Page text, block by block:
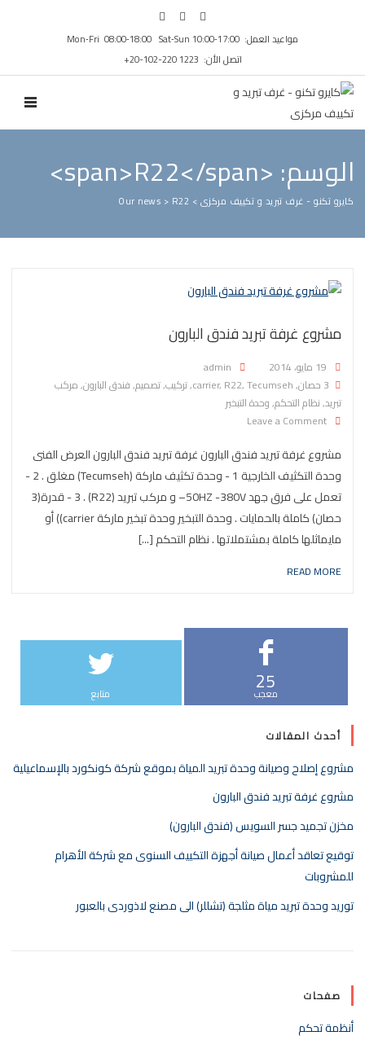
مواعيد العمل: Mon‑Fri 08:00‑18:00 Sat‑Sun 10:00‑17:00
اتصل الأن: ⁦+20-102-220 1223⁩
MENU
الوسم: <span>R22</span>
كايرو تكنو - غرف تبريد و تكييف مركزى>
Our news > R22
مشروع غرفة تبريد فندق البارون
Posted on
19 مايو، 2014
admin
3 حصان
,
carrier, R22,Tecumseh
,تركيب,تصميم,فندق البارون,مركب
تبريد,نظام التحكم,وحدة التبخير
Leave a Comment
مشروع غرفة تبريد فندق البارون غرفة تبريد فندق البارون العرض الفنى
وحدة التكثيف الخارجية 1 - وحدة تكثيف ماركة (Tecumseh) مغلق . 2 -
تعمل على فرق جهد 50HZ -380V– و مركب تبريد (R22) . 3 - قدرة(3
حصان) كاملة بالحمايات . وحدة التبخير وحدة تبخير ماركة carrier)) أو
مايماثلها كاملة بمشتملاتها . نظام التحكم [...]
READ MORE
25
معجب متابع
أحدث المقالات
مشروع إصلاح وصيانة وحدة تبريد المياة بموقع شركة كونكورد بالإسماعيلية
مشروع غرفة تبريد فندق البارون
مخزن تجميد جسر السويس (فندق البارون)
توقيع تعاقد أعمال صيانة أجهزة التكييف السنوى مع شركة الأهرام
للمشروبات
توريد وحدة تبريد مياة مثلجة (تشللر) الى مصنع لاذوردى بالعبور
صفحات
أنظمة تحكم